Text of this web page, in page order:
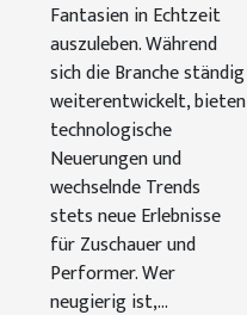
Fantasien in Echtzeit
auszuleben. Während
sich die Branche ständig
weiterentwickelt, bieten
technologische
Neuerungen und
wechselnde Trends
stets neue Erlebnisse
für Zuschauer und
Performer. Wer
neugierig ist,...